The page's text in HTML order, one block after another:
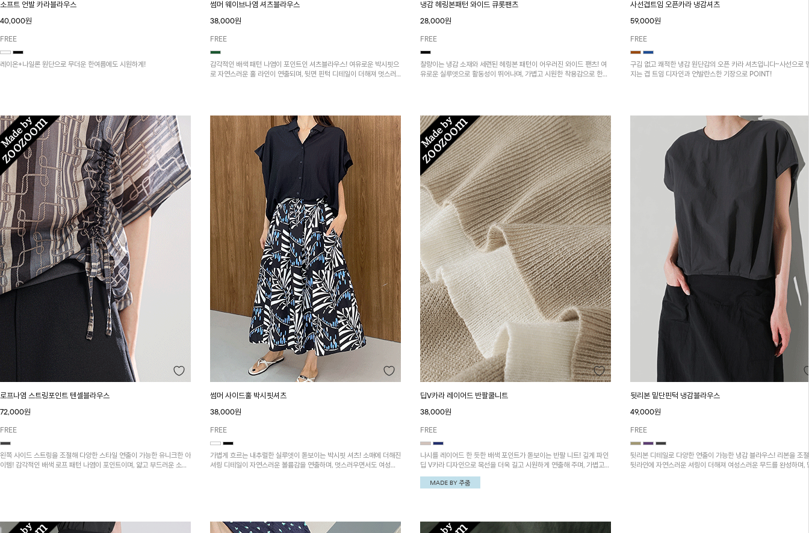
소프트 언발 카라블라우스
40,000원
FREE
레이온+나일론 원단으로 무더운 한여름에도 시원하게!
썸머 웨이브나염 셔츠블라우스
38,000원
FREE
감각적인 배색 패턴 나염이 포인트인 셔츠블라우스! 여유로운 박시핏으
로 자연스러운 훌 라인이 연출되며, 뒷면 핀턱 디테일이 더해져 멋스러
냉감 헤링본패턴 와이드 큐롯팬츠
28,000원
FREE
찰랑이는 냉감 소재와 세련된 헤링본 패턴이 어우러진 와이드 팬츠! 여
유로운 실루엣으로 활동성이 뛰어나며, 가볍고 시원한 착용감으로 한여
사선겹트임 오픈카라 냉감셔츠
59,000원
FREE
구김 없고 쾌적한 냉감 원단감의 오픈 카라 셔츠입니다~사선으로
지는 겹 트임 디자인과 언발란스한 기장으로 POINT!
로프나염 스트링포인트 텐셀블라우스
72,000원
FREE
왼쪽 사이드 스트링을 조절해 다양한 스타일 연출이 가능한 유니크한 아
이템! 감각적인 배색 로프 패턴 나염이 포인트이며, 얇고 부드러운 소재
썸머 사이드훌 박시핏셔츠
38,000원
FREE
가볍게 흐르는 내추럴한 실루엣이 돋보이는 박시핏 셔츠! 소매에 더해진
셔링 디테일이 자연스러운 볼륨감을 연출하며, 멋스러우면서도 여성스
딥V카라 레이어드 반팔쿨니트
38,000원
FREE
나시를 레이어드 한 듯한 배색 포인트가 돋보이는 반팔 니트! 깊게 파인
딥 V카라 디자인으로 목선을 더욱 길고 시원하게 연출해 주며, 가볍고
쾌적하게 착용하기 좋아요~
뒷리본 밑단핀턱 냉감블라우스
49,000원
FREE
뒷리본 디테일로 다양한 연출이 가능한 냉감 블라우스! 리본을 조
뒷라인에 자연스러운 셔링이 더해져 여성스러운 무드를 완성하며,